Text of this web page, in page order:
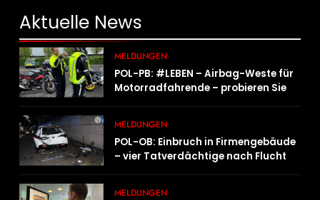
Aktuelle News
MELDUNGEN
POL-PB: #LEBEN – Airbag-Weste für
Motorradfahrende – probieren Sie es
MELDUNGEN
POL-OB: Einbruch in Firmengebäude
– vier Tatverdächtige nach Flucht
MELDUNGEN